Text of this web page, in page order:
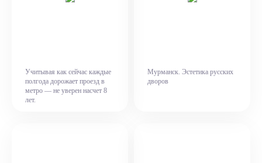
Учитывая как сейчас каждые
полгода дорожает проезд в
метро — не уверен насчет 8
лет.
Мурманск. Эстетика русских
дворов